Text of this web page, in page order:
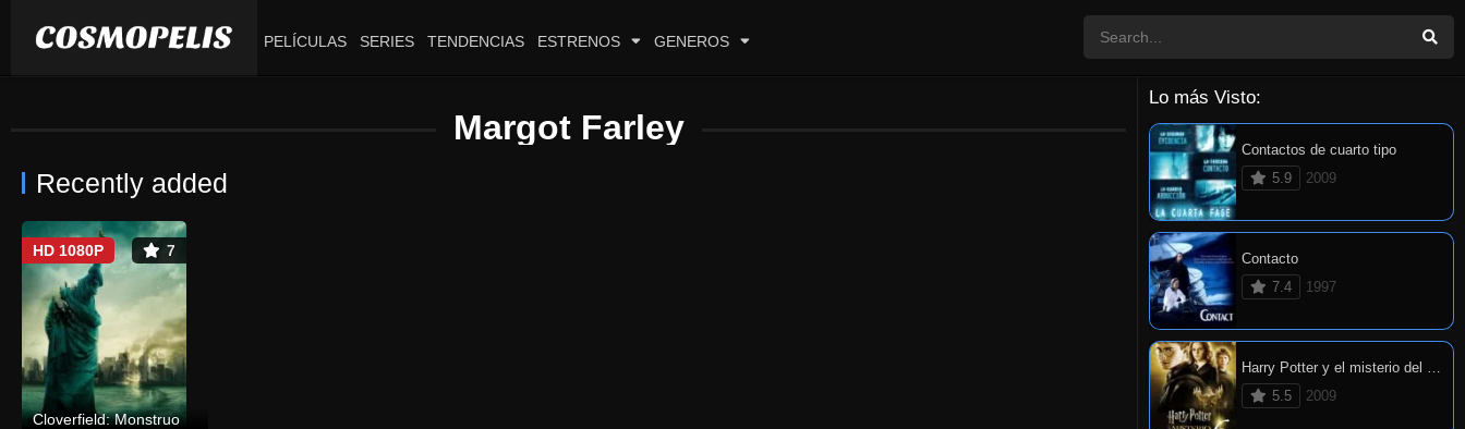
PELÍCULAS SERIES TENDENCIAS ESTRENOS GENEROS
Margot Farley
Recently added
7
HD 1080P
Cloverfield: Monstruo
Lo más Visto:
Contactos de cuarto tipo
5.9
2009
Contacto
7.4
1997
Harry Potter y el misterio del príncipe
5.5
2009